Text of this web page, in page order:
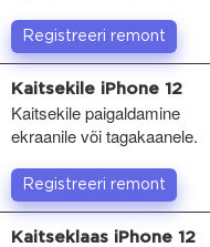
Registreeri remont
Kaitsekile iPhone 12
Kaitsekile paigaldamine
ekraanile või tagakaanele.
Registreeri remont
Kaitseklaas iPhone 12